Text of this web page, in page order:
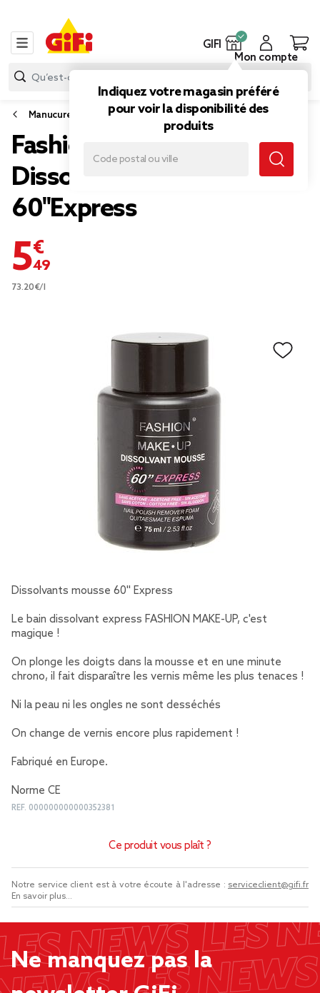
GIFI
Indiquez votre magasin préféré
pour voir la disponibilité des
produits
Mon compte
Manucure
Fashion Make Up
Dissolvants mousse
60''Express
5,49 €
73.20€/l
Dissolvants mousse 60'' Express
Le bain dissolvant express FASHION MAKE-UP, c'est
magique !
On plonge les doigts dans la mousse et en une minute
chrono, il fait disparaître les vernis même les plus tenaces !
Ni la peau ni les ongles ne sont desséchés
On change de vernis encore plus rapidement !
Fabriqué en Europe.
Norme CE
REF. 000000000000352381
Ce produit vous plaît ?
Notre service client est à votre écoute à l'adresse : serviceclient@gifi.fr
En savoir plus...
Ne manquez pas la